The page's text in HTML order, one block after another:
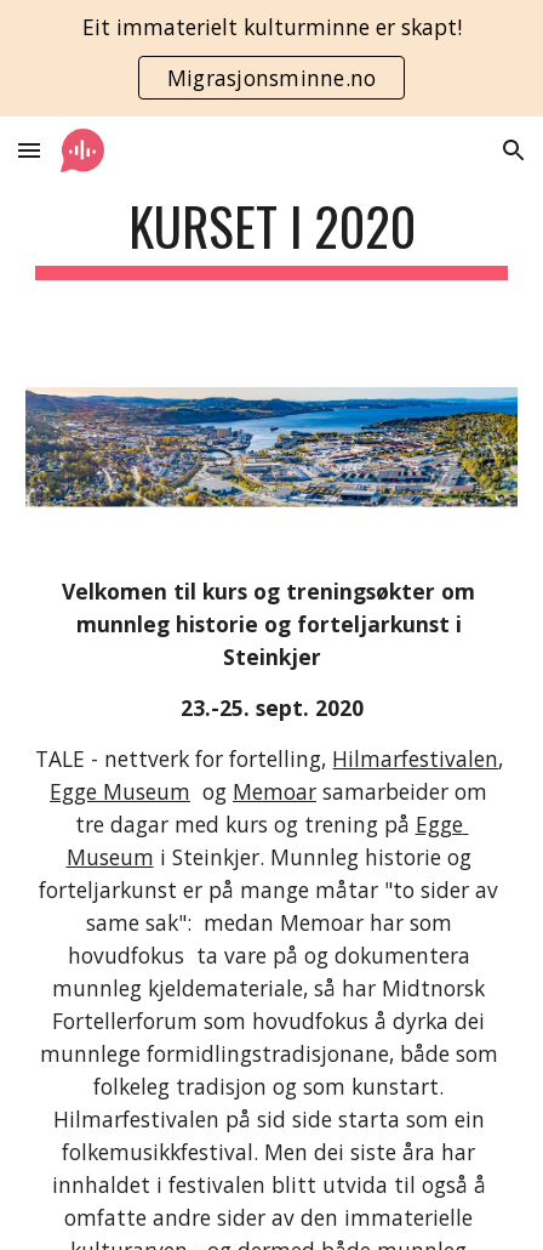
Skip to navigation
Eit immaterielt kulturminne er skapt!
Migrasjonsminne.no
KURSET I 2020
Velkomen til kurs og treningsøkter om
munnleg historie og forteljarkunst i
Steinkjer
23.-25. sept. 2020
TALE - nettverk for fortelling, Hilmarfestivalen
Egge Museum
  og
Memoar samarbeider om
tre dagar med kurs og trening på Egge
Museum i Steinkjer. Munnleg historie og
forteljarkunst er på mange måtar "to sider av
same sak":  medan Memoar har som
hovudfokus  ta vare på og dokumentera
munnleg kjeldemateriale, så har Midtnorsk
Fortellerforum som hovudfokus å dyrka dei
munnlege formidlingstradisjonane, både som
folkeleg tradisjon og som kunstart.
Hilmarfestivalen på sid side starta som ein
folkemusikkfestival. Men dei siste åra har
innhaldet i festivalen blitt utvida til også å
omfatte andre sider av den immaterielle